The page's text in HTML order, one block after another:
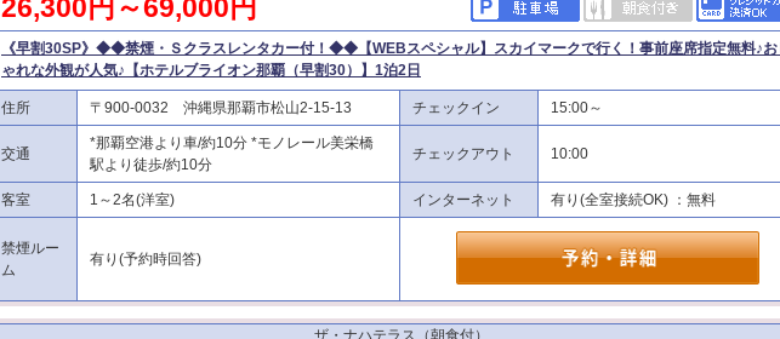
26,300円～69,000円
《早割30SP》◆◆禁煙・Ｓクラスレンタカー付！◆◆【WEBスペシャル】スカイマークで行く！事前座席指定無料♪お
ゃれな外観が人気♪【ホテルブライオン那覇（早割30）】1泊2日
住所 〒900-0032 沖縄県那覇市松山2-15-13 チェックイン 15:00～
交通
*那覇空港より車/約10分 *モノレール美栄橋
駅より徒歩/約10分
チェックアウト 10:00
客室 1～2名(洋室) インターネット 有り(全室接続OK) ：無料
禁煙ルー
ム
有り(予約時回答)
ザ・ナハテラス（朝食付）